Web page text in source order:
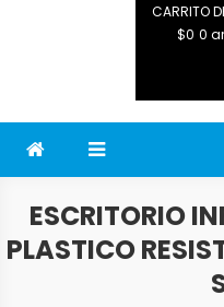
CARRITO
$0 0
ESCRITORIO
PLASTICO